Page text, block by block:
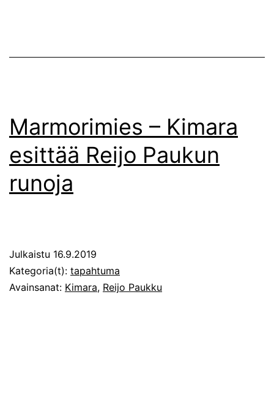
Marmorimies – Kimara
esittää Reijo Paukun
runoja
Julkaistu 16.9.2019
Kategoria(t): tapahtuma
Avainsanat: Kimara, Reijo Paukku